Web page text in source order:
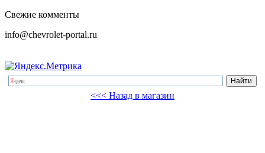
Свежие комменты
info@chevrolet-portal.ru
<<< Назад в магазин